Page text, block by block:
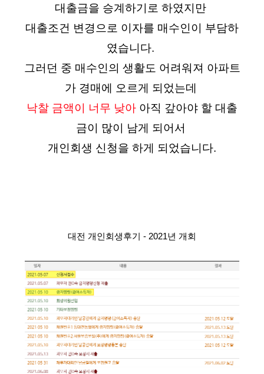
대출금을 승계하기로 하였지만
대출조건 변경으로 이자를 매수인이 부담하
였습니다.
그러던 중 매수인의 생활도 어려워져 아파트
가 경매에 오르게 되었는데
낙찰 금액이 너무 낮아 아직 갚아야 할 대출
금이 많이 남게 되어서
개인회생 신청을 하게 되었습니다.
대전 개인회생후기 - 2021년 개회